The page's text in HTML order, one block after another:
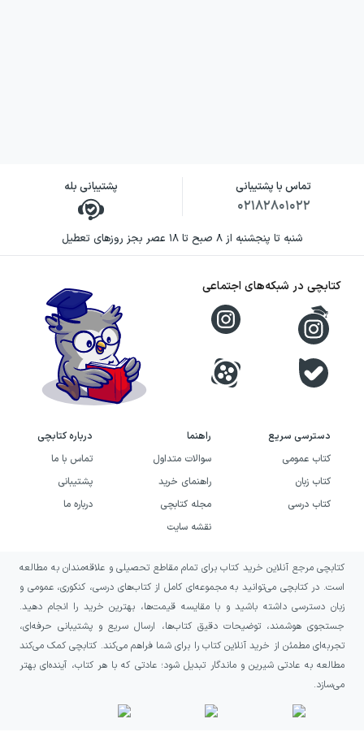
تماس با پشتیبانی
۰۲۱۸۲۸۰۱۰۲۲
پشتیبانی بله
شنبه تا پنجشنبه از ۸ صبح تا ۱۸ عصر بجز روزهای تعطیل
دسترسی سریع
کتاب عمومی
کتاب زبان
کتاب درسی
راهنما
سوالات متداول
راهنمای خرید
مجله کتابچی
نقشه سایت
درباره کتابچی
تماس با ما
پشتیبانی
درباره ما
کتابچی در شبکه‌های اجتماعی
کتابچی مرجع آنلاین خرید کتاب برای تمام مقاطع تحصیلی و علاقه‌مندان به مطالعه
است. در کتابچی می‌توانید به مجموعه‌ای کامل از کتاب‌های درسی، کنکوری، عمومی و
زبان دسترسی داشته باشید و با مقایسه قیمت‌ها، بهترین خرید را انجام دهید.
جستجوی هوشمند، توضیحات دقیق کتاب‌ها، ارسال سریع و پشتیبانی حرفه‌ای،
تجربه‌ای مطمئن از خرید آنلاین کتاب را برای شما فراهم می‌کند. کتابچی کمک می‌کند
مطالعه به عادتی شیرین و ماندگار تبدیل شود؛ عادتی که با هر کتاب، آینده‌ای بهتر
می‌سازد.